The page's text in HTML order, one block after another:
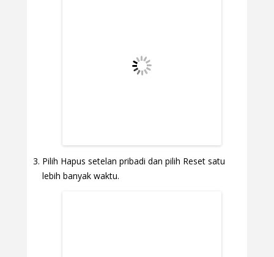
Pilih Hapus setelan pribadi dan pilih Reset satu
lebih banyak waktu.